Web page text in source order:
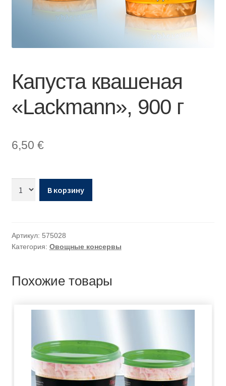
Капуста квашеная
«Lackmann», 900 г
6,50 €
В корзину
Артикул: 575028
Категория: Овощные консервы
Похожие товары